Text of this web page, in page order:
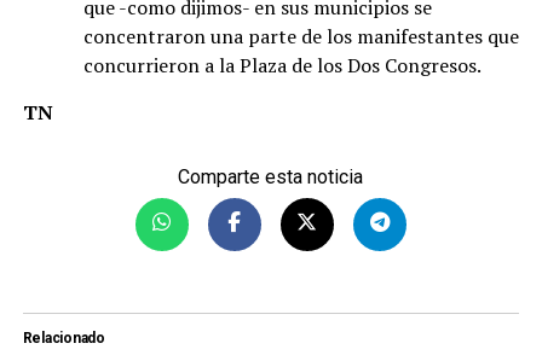
que -como dijimos- en sus municipios se
concentraron una parte de los manifestantes que
concurrieron a la Plaza de los Dos Congresos.
TN
Comparte esta noticia
Relacionado